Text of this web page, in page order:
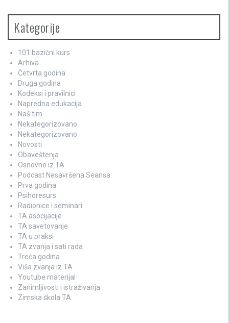
Kategorije
101 bazični kurs
Arhiva
Četvrta godina
Druga godina
Kodeksi i pravilnici
Napredna edukacija
Naš tim
Nekategorizovano
Nekategorizovano
Novosti
Obaveštenja
Osnovno iz TA
Podcast Nesavršena Seansa
Prva godina
Psihoresurs
Radionice i seminari
TA asocijacije
TA savetovanje
TA u praksi
TA zvanja i sati rada
Treća godina
Viša zvanja iz TA
Youtube materijal
Zanimljivosti i istraživanja
Zimska škola TA